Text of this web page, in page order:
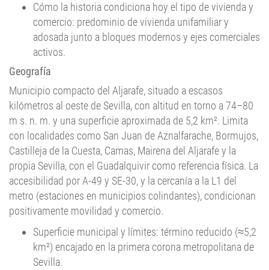
Cómo la historia condiciona hoy el tipo de vivienda y
comercio: predominio de vivienda unifamiliar y
adosada junto a bloques modernos y ejes comerciales
activos.
Geografía
Municipio compacto del Aljarafe, situado a escasos
kilómetros al oeste de Sevilla, con altitud en torno a 74–80
m s. n. m. y una superficie aproximada de 5,2 km². Limita
con localidades como San Juan de Aznalfarache, Bormujos,
Castilleja de la Cuesta, Camas, Mairena del Aljarafe y la
propia Sevilla, con el Guadalquivir como referencia física. La
accesibilidad por A-49 y SE-30, y la cercanía a la L1 del
metro (estaciones en municipios colindantes), condicionan
positivamente movilidad y comercio.
Superficie municipal y límites: término reducido (≈5,2
km²) encajado en la primera corona metropolitana de
Sevilla.